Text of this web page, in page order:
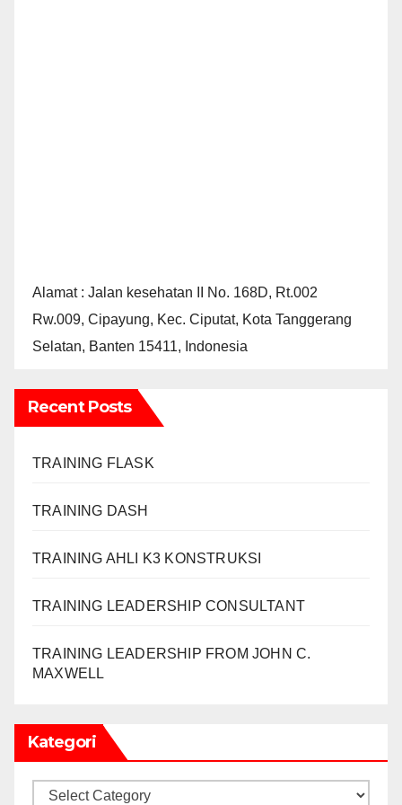
Alamat : Jalan kesehatan II No. 168D, Rt.002
Rw.009, Cipayung, Kec. Ciputat, Kota Tanggerang
Selatan, Banten 15411, Indonesia
Recent Posts
TRAINING FLASK
TRAINING DASH
TRAINING AHLI K3 KONSTRUKSI
TRAINING LEADERSHIP CONSULTANT
TRAINING LEADERSHIP FROM JOHN C.
MAXWELL
Kategori
Kategori